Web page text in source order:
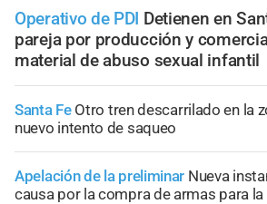
Operativo de PDI Detienen en
pareja por producción y
material de abuso sexual infantil
Santa Fe Otro tren descarrilado en la
nuevo intento de saqueo
Apelación de la preliminar Nueva
causa por la compra de armas para la